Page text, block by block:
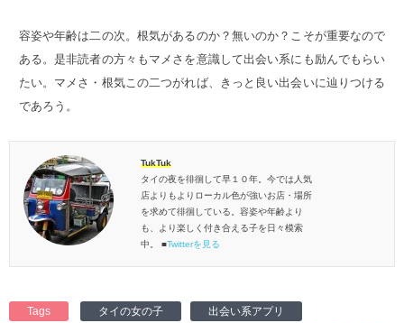
容姿や年齢は二の次。根気があるのか？無いのか？こそが重要なので
ある。是非読者の方々もマメさを意識して出会い系にも励んでもらい
たい。マメさ・根気この二つがれば、きっと良い出会いに辿りつける
であろう。
TukTuk
タイの夜を徘徊して早１０年。今では人気
店よりもよりローカル色が強いお店・場所
を求めて徘徊している。容姿や年齢より
も、より楽しく付き合える子を日々模索
中。 ■Twitterを見る
Tags タイの女の子 出会い系アプリ